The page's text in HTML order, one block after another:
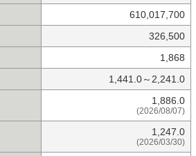
610,017,700
326,500
1,868
1,441.0～2,241.0
1,886.0
(2026/08/07)
1,247.0
(2026/03/30)